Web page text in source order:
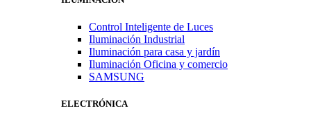
Control Inteligente de Luces
Iluminación Industrial
Iluminación para casa y jardín
Iluminación Oficina y comercio
SAMSUNG
ELECTRÓNICA